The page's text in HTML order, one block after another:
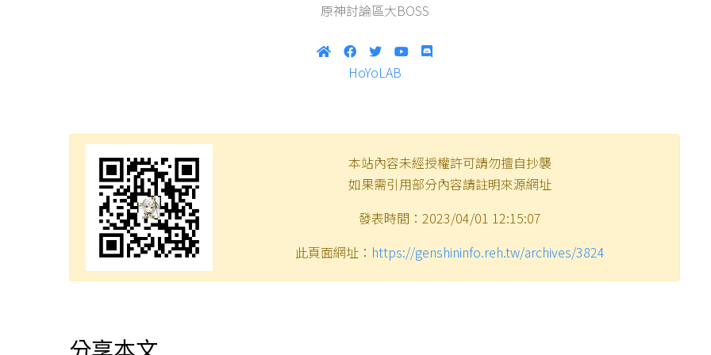
原神討論區大BOSS
HoYoLAB
本站內容未經授權許可請勿擅自抄襲
如果需引用部分內容請註明來源網址
發表時間：2023/04/01 12:15:07
此頁面網址： https://genshininfo.reh.tw/archives/3824
分享本文